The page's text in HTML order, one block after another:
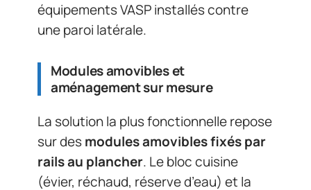
équipements VASP installés contre
une paroi latérale.
Modules amovibles et
aménagement sur mesure
La solution la plus fonctionnelle repose
sur desmodules amovibles fixés par
rails au plancher. Le bloc cuisine
(évier, réchaud, réserve d’eau) et la